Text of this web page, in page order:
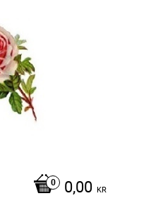
0,00 KR